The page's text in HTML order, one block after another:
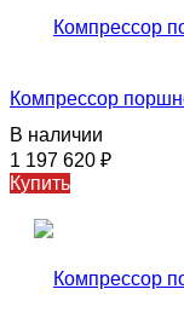
Компрессор
В наличии
1 197 620 ₽
Купить